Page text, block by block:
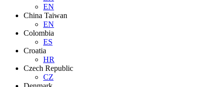
EN
China Taiwan
EN
Colombia
ES
Croatia
HR
Czech Republic
CZ